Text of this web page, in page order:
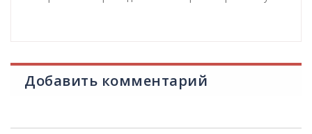
Добавить комментарий